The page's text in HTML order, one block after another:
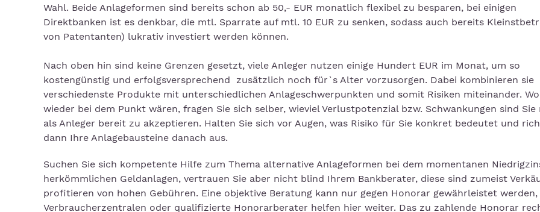
Wahl. Beide Anlageformen sind bereits schon ab 50,- EUR monatlich flexibel zu besparen, bei einigen
Direktbanken ist es denkbar, die mtl. Sparrate auf mtl. 10 EUR zu senken, sodass auch bereits
von Patentanten) lukrativ investiert werden können.
Nach oben hin sind keine Grenzen gesetzt, viele Anleger nutzen einige Hundert EUR im Monat, um so
kostengünstig und erfolgsversprechend zusätzlich noch für`s Alter vorzusorgen. Dabei kombinieren sie
verschiedenste Produkte mit unterschiedlichen Anlageschwerpunkten und somit Risiken miteinander.
wieder bei dem Punkt wären, fragen Sie sich selber, wieviel Verlustpotenzial bzw. Schwankungen sind Sie
als Anleger bereit zu akzeptieren. Halten Sie sich vor Augen, was Risiko für Sie konkret bedeutet und
dann Ihre Anlagebausteine danach aus.
Suchen Sie sich kompetente Hilfe zum Thema alternative Anlageformen bei dem momentanen
herkömmlichen Geldanlagen, vertrauen Sie aber nicht blind Ihrem Bankberater, diese sind zumeist
profitieren von hohen Gebühren. Eine objektive Beratung kann nur gegen Honorar gewährleistet werden,
Verbraucherzentralen oder qualifizierte Honorarberater helfen hier weiter. Das zu zahlende Honorar